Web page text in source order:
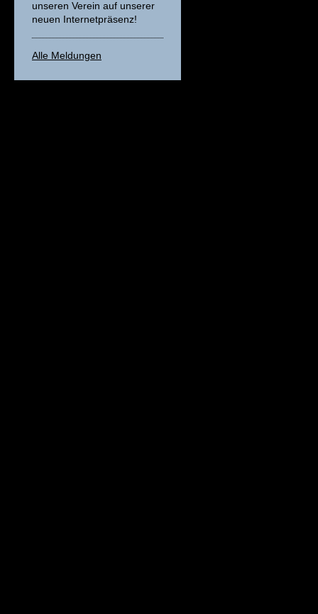
unseren Verein auf unserer
neuen Internetpräsenz!
Alle Meldungen